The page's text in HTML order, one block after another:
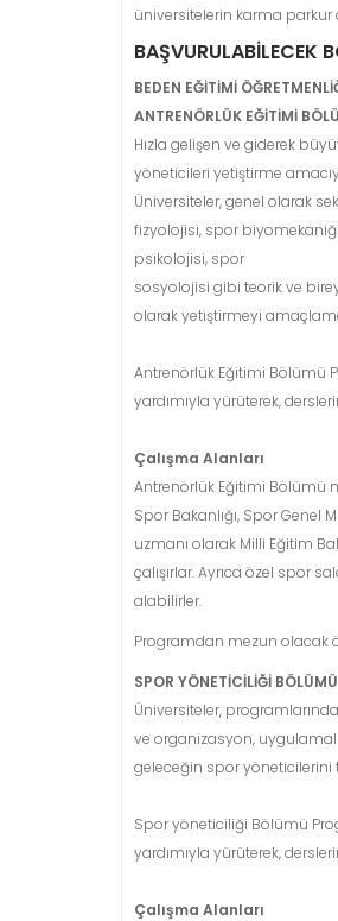
üniversitelerin karma parkur
BAŞVURULABİLECEK
BEDEN EĞİTİMİ
ANTRENÖRLÜK EĞİTİMİ
Hızla gelişen ve giderek
yöneticileri yetiştirme
Üniversiteler, genel olarak
fizyolojisi, spor
psikolojisi, spor
sosyolojisi gibi teorik ve
olarak yetiştirmeyi
Antrenörlük Eğitimi Bölümü
yardımıyla yürüterek,
Çalışma Alanları
Antrenörlük Eğitimi Bölümü
Spor Bakanlığı, Spor
uzmanı olarak Milli Eğitim
çalışırlar. Ayrıca özel spor
alabilirler.
Programdan mezun olacak
SPOR YÖNETİCİLİĞİ BÖLÜMÜ
Üniversiteler,
ve organizasyon,
geleceğin spor yöneticilerini
Spor yöneticiliği Bölümü
yardımıyla yürüterek,
Çalışma Alanları